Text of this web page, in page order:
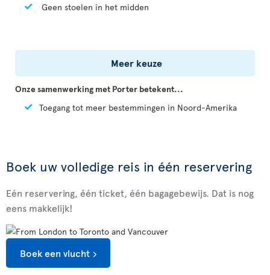
Geen stoelen in het midden
Meer keuze
Onze samenwerking met Porter betekent...
Toegang tot meer bestemmingen in Noord-Amerika
Boek uw volledige reis in één reservering
Eén reservering, één ticket, één bagagebewijs. Dat is nog
eens makkelijk!
Boek een vlucht